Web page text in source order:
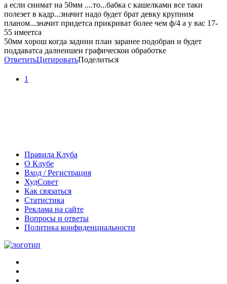
а если снимат на 50мм ....то...бабка с кашелками все таки
полезет в кадр...значит надо будет брат девку крупним
планом...значит придетса прикриват более чем ф/4 а у вас 17-
55 имеетса
50мм xорош когда заднии план заранее подобран и будет
поддаватса далнеишеи графическои обработке
ОтветитьЦитироватьПоделиться
1
Правила Клуба
О Клубе
Вход / Регистрация
ХудСовет
Как связаться
Статистика
Реклама на сайте
Вопросы и ответы
Политика конфиденциальности